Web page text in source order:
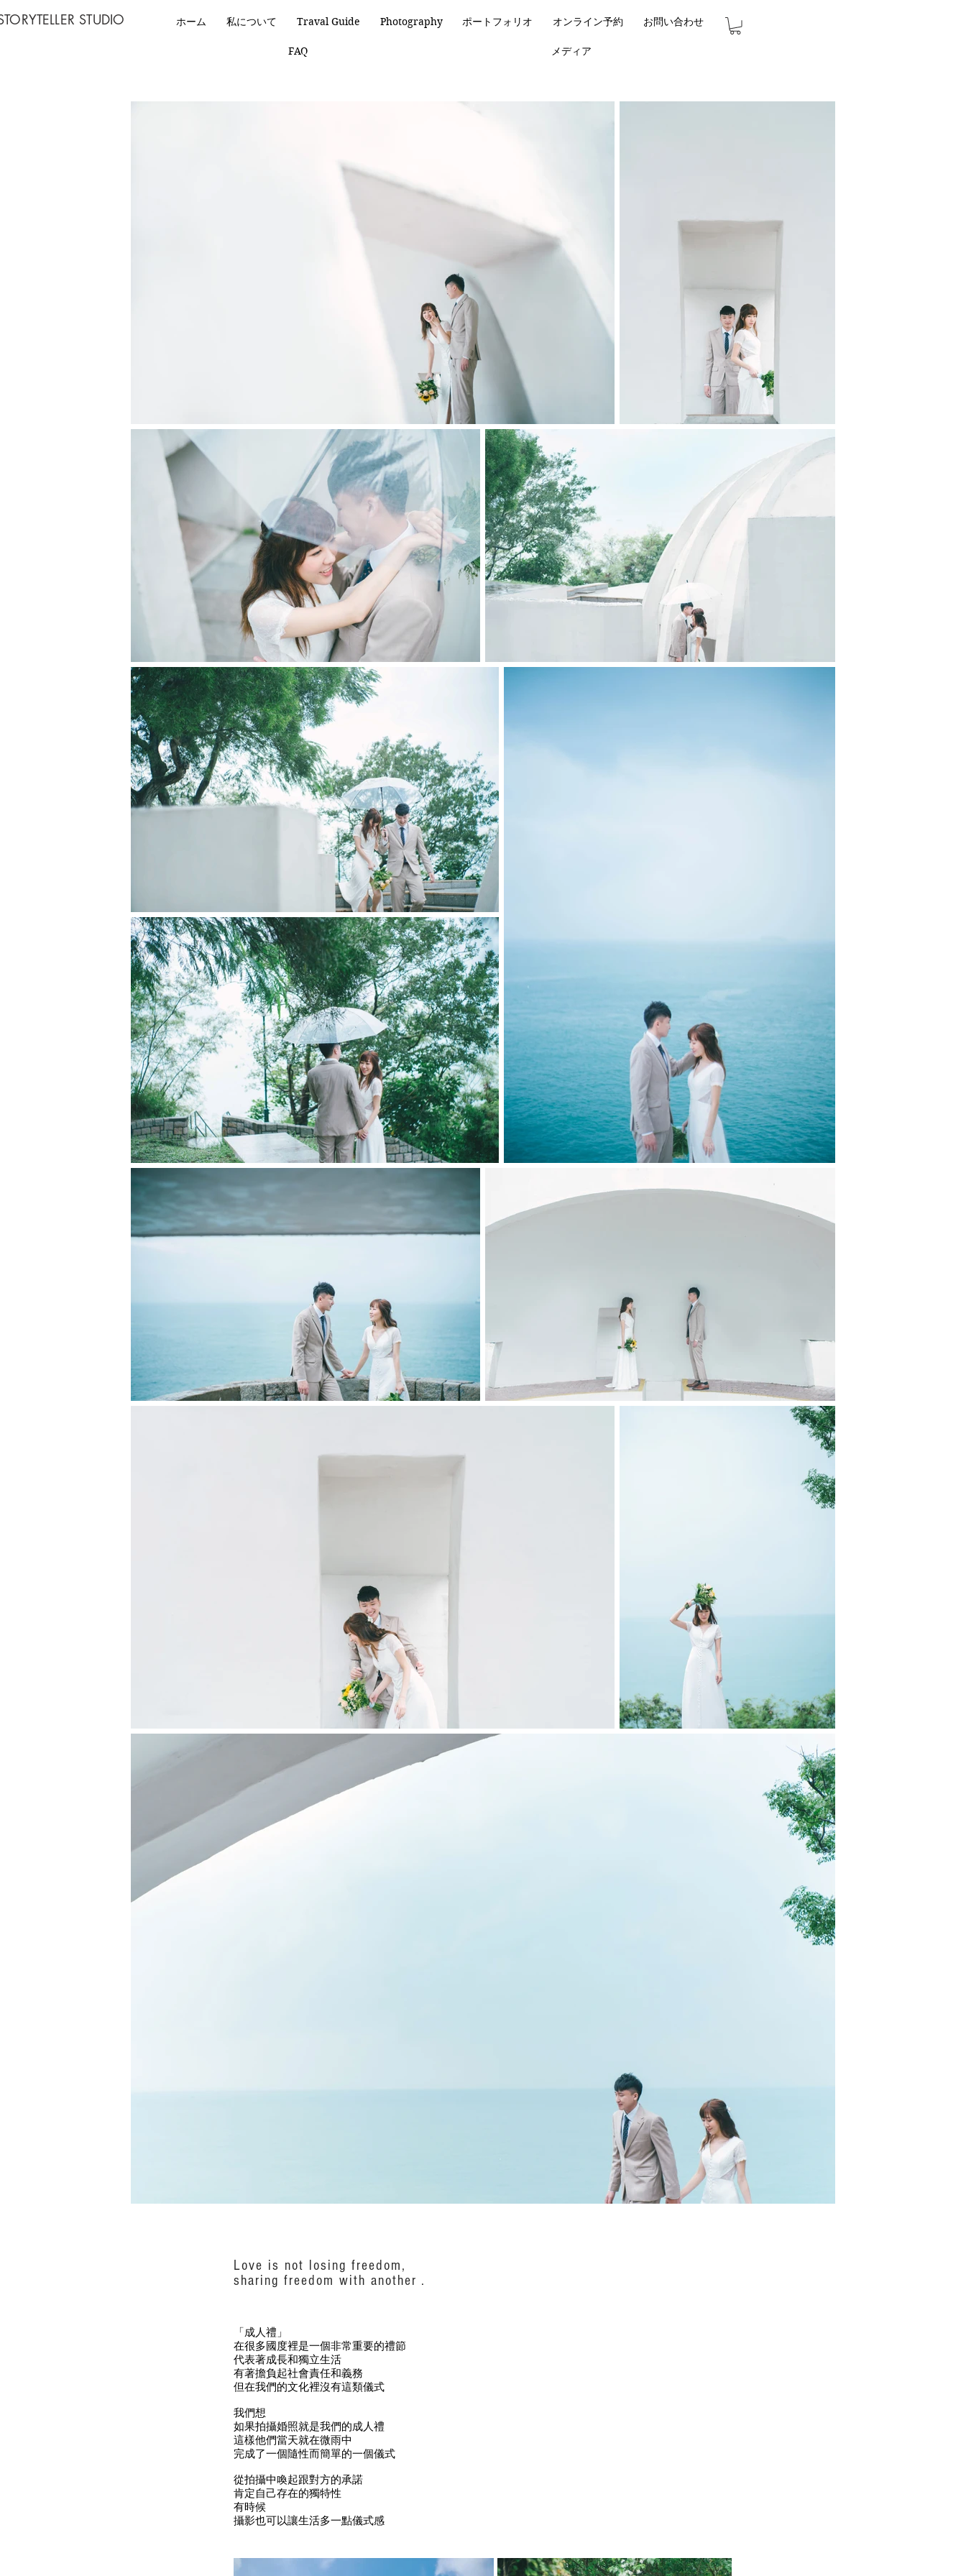
STUDIO ホーム 私について Traval Guide Photography ポートフォリオ オンライン予約 お問い合わせ
FAQ メディア
Love is not losing freedom,
sharing freedom with another .
「成人禮」
在很多國度裡是一個非常重要的禮節
代表著成長和獨立生活
有著擔負起社會責任和義務
但在我們的文化裡沒有這類儀式
我們想
如果拍攝婚照就是我們的成人禮
這樣他們當天就在微雨中
完成了一個隨性而簡單的一個儀式
從拍攝中喚起跟對方的承諾
肯定自己存在的獨特性
有時候
攝影也可以讓生活多一點儀式感